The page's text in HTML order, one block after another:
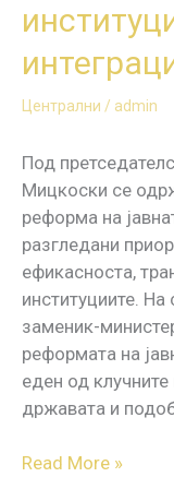
Централни / admin
Под
Мицкоски се
реформа на
разгледани
ефикасноста,
институциите.
заменик-
реформата на
еден од
државата и
Read More »